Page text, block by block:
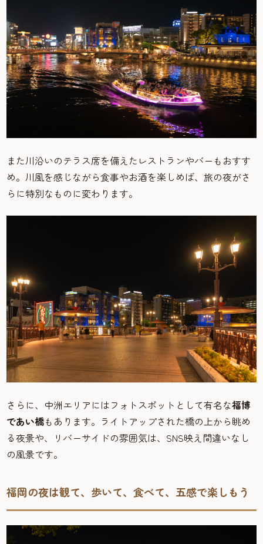
また川沿いのテラス席を備えたレストランやバーもおすす
め。川風を感じながら食事やお酒を楽しめば、旅の夜がさ
らに特別なものに変わります。
さらに、中洲エリアにはフォトスポットとして有名な福博
であい橋もあります。ライトアップされた橋の上から眺め
る夜景や、リバーサイドの雰囲気は、SNS映え間違いなし
の風景です。
福岡の夜は観て、歩いて、食べて、五感で楽しもう